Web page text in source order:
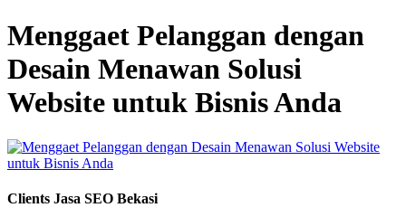
Menggaet Pelanggan dengan
Desain Menawan Solusi
Website untuk Bisnis Anda
Clients Jasa SEO Bekasi